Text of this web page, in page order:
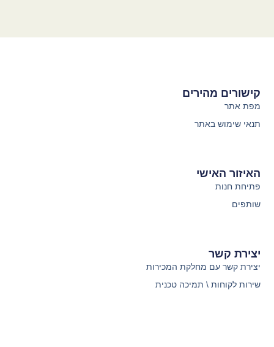
האיזור האישי
פתיחת חנות
שותפים
קישורים מהירים
מפת אתר
תנאי שימוש באתר
יצירת קשר
יצירת קשר עם מחלקת המכירות
שירות לקוחות \ תמיכה טכנית